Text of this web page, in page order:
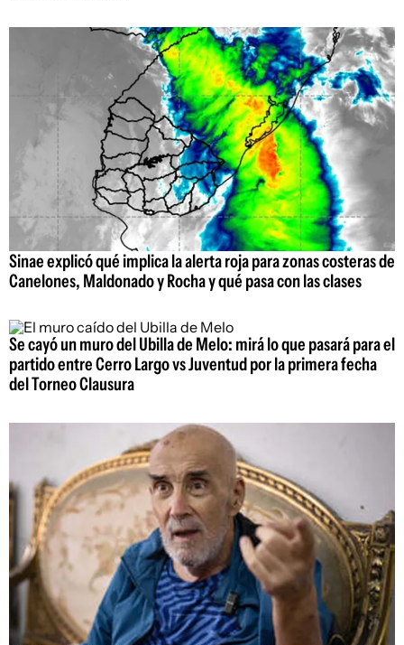
Sinae explicó qué implica la alerta roja para zonas costeras de
Canelones, Maldonado y Rocha y qué pasa con las clases
Se cayó un muro del Ubilla de Melo: mirá lo que pasará para el
partido entre Cerro Largo vs Juventud por la primera fecha
del Torneo Clausura